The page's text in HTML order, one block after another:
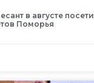
в августе
Поморья